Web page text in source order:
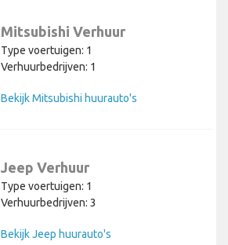
Mitsubishi Verhuur
Type voertuigen: 1
Verhuurbedrijven: 1
Bekijk Mitsubishi huurauto's
Jeep Verhuur
Type voertuigen: 1
Verhuurbedrijven: 3
Bekijk Jeep huurauto's